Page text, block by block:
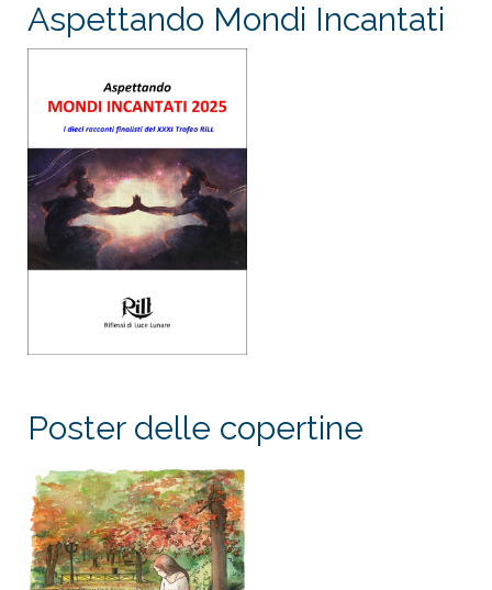
Aspettando Mondi Incantati
Poster delle copertine